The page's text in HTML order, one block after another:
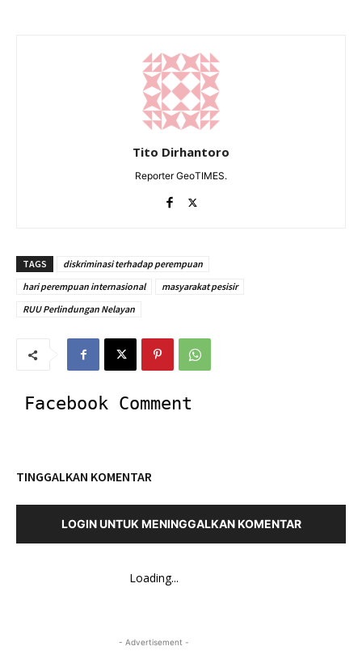
Tito Dirhantoro
Reporter GeoTIMES.
TAGS
diskriminasi terhadap perempuan
hari perempuan internasional
masyarakat pesisir
RUU Perlindungan Nelayan
Facebook Comment
TINGGALKAN KOMENTAR
LOGIN UNTUK MENINGGALKAN KOMENTAR
Loading...
- Advertisement -